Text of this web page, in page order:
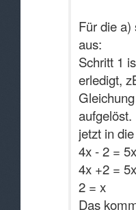
Für die a)
aus:
Schritt 1
erledigt,
aufgelöst.
jetzt in
4x - 2 =
4x +2 =
2 = x
Das